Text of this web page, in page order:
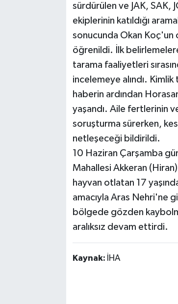
sürdürülen ve JAK, SAK,
ekiplerinin katıldığı
sonucunda Okan Koç'un
öğrenildi. İlk
tarama faaliyetleri
incelemeye alındı.
haberin ardından
yaşandı. Aile fertlerinin
soruşturma sürerken,
netleşeceği bildirildi.
10 Haziran Çarşamba
Mahallesi Akkeran
hayvan otlatan 17
amacıyla Aras Nehri'ne
bölgede gözden
aralıksız devam ettirdi.
Kaynak: İHA